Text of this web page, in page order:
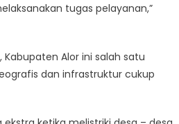
tugas pelayanan,”
Alor ini salah satu
dan infrastruktur cukup